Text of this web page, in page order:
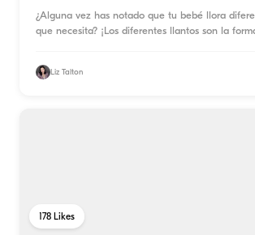
¿Alguna vez has notado que tu bebé llora
que necesita? ¡Los diferentes llantos son la
Liz Talton
178 Likes